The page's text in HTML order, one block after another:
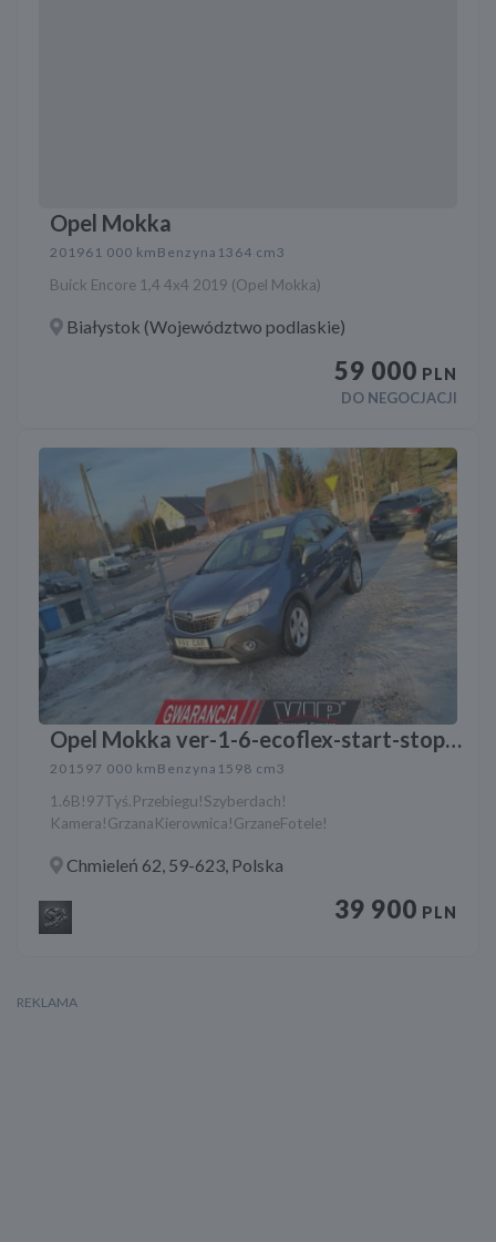
Opel Mokka
201961 000 km Benzyna 1364 cm3
Buick Encore 1,4 4x4 2019 (Opel Mokka)
Białystok (Województwo podlaskie)
59 000 PLN
DO NEGOCJACJI
Opel Mokka ver-1-6-ecoflex-start-stop-
edition
2015 97 000 km Benzyna 1598 cm3
1.6B!97Tyś.Przebiegu!Szyberdach!
Kamera!GrzanaKierownica!GrzaneFotele!
Chmieleń 62, 59-623, Polska
39 900 PLN